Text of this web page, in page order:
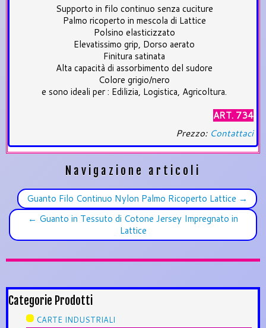
Supporto in filo continuo senza cuciture
Palmo ricoperto in mescola di Lattice
Polsino elasticizzato
Elevatissimo grip, Dorso aerato
Finitura satinata
Alta capacità di assorbimento del sudore
Colore grigio/nero
e sono ideali per : Edilizia, Logistica, Agricoltura.
ART. 734
Prezzo: Contattaci
Navigazione articoli
Guanto Filo Continuo Nylon Palmo Ricoperto Lattice →
← Guanto in Tessuto di Cotone Jersey Impregnato in
Lattice
Categorie Prodotti
CARTE INDUSTRIALI